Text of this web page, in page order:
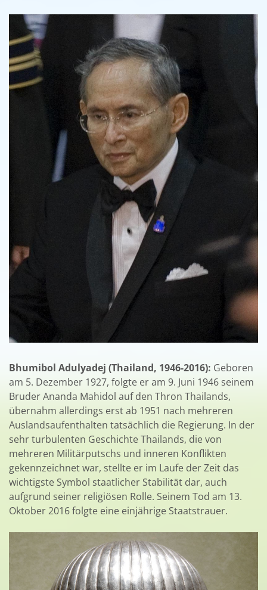
Bhumibol Adulyadej (Thailand, 1946-2016): Geboren
am 5. Dezember 1927, folgte er am 9. Juni 1946 seinem
Bruder Ananda Mahidol auf den Thron Thailands,
übernahm allerdings erst ab 1951 nach mehreren
Auslandsaufenthalten tatsächlich die Regierung. In der
sehr turbulenten Geschichte Thailands, die von
mehreren Militärputschs und inneren Konflikten
gekennzeichnet war, stellte er im Laufe der Zeit das
wichtigste Symbol staatlicher Stabilität dar, auch
aufgrund seiner religiösen Rolle. Seinem Tod am 13.
Oktober 2016 folgte eine einjährige Staatstrauer.